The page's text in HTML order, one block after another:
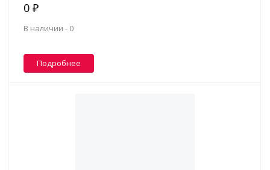
0 ₽
В наличии - 0
Подробнее